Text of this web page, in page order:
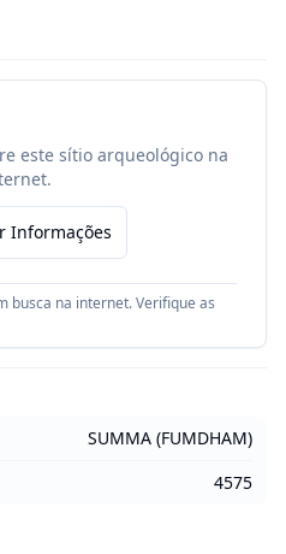
este sítio arqueológico na
Informações
busca na internet. Verifique as
SUMMA (FUMDHAM)
4575